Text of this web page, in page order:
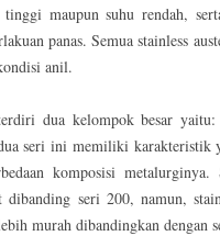
tinggi maupun suhu rendah,
panas. Semua stainless
anil.
dua kelompok besar yaitu:
seri ini memiliki karakteristik
komposisi metalurginya.
seri 200, namun,
murah dibandingkan dengan